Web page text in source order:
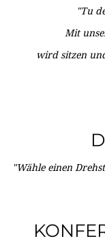
"Tu
Mit
wird sitzen
"Wähle einen